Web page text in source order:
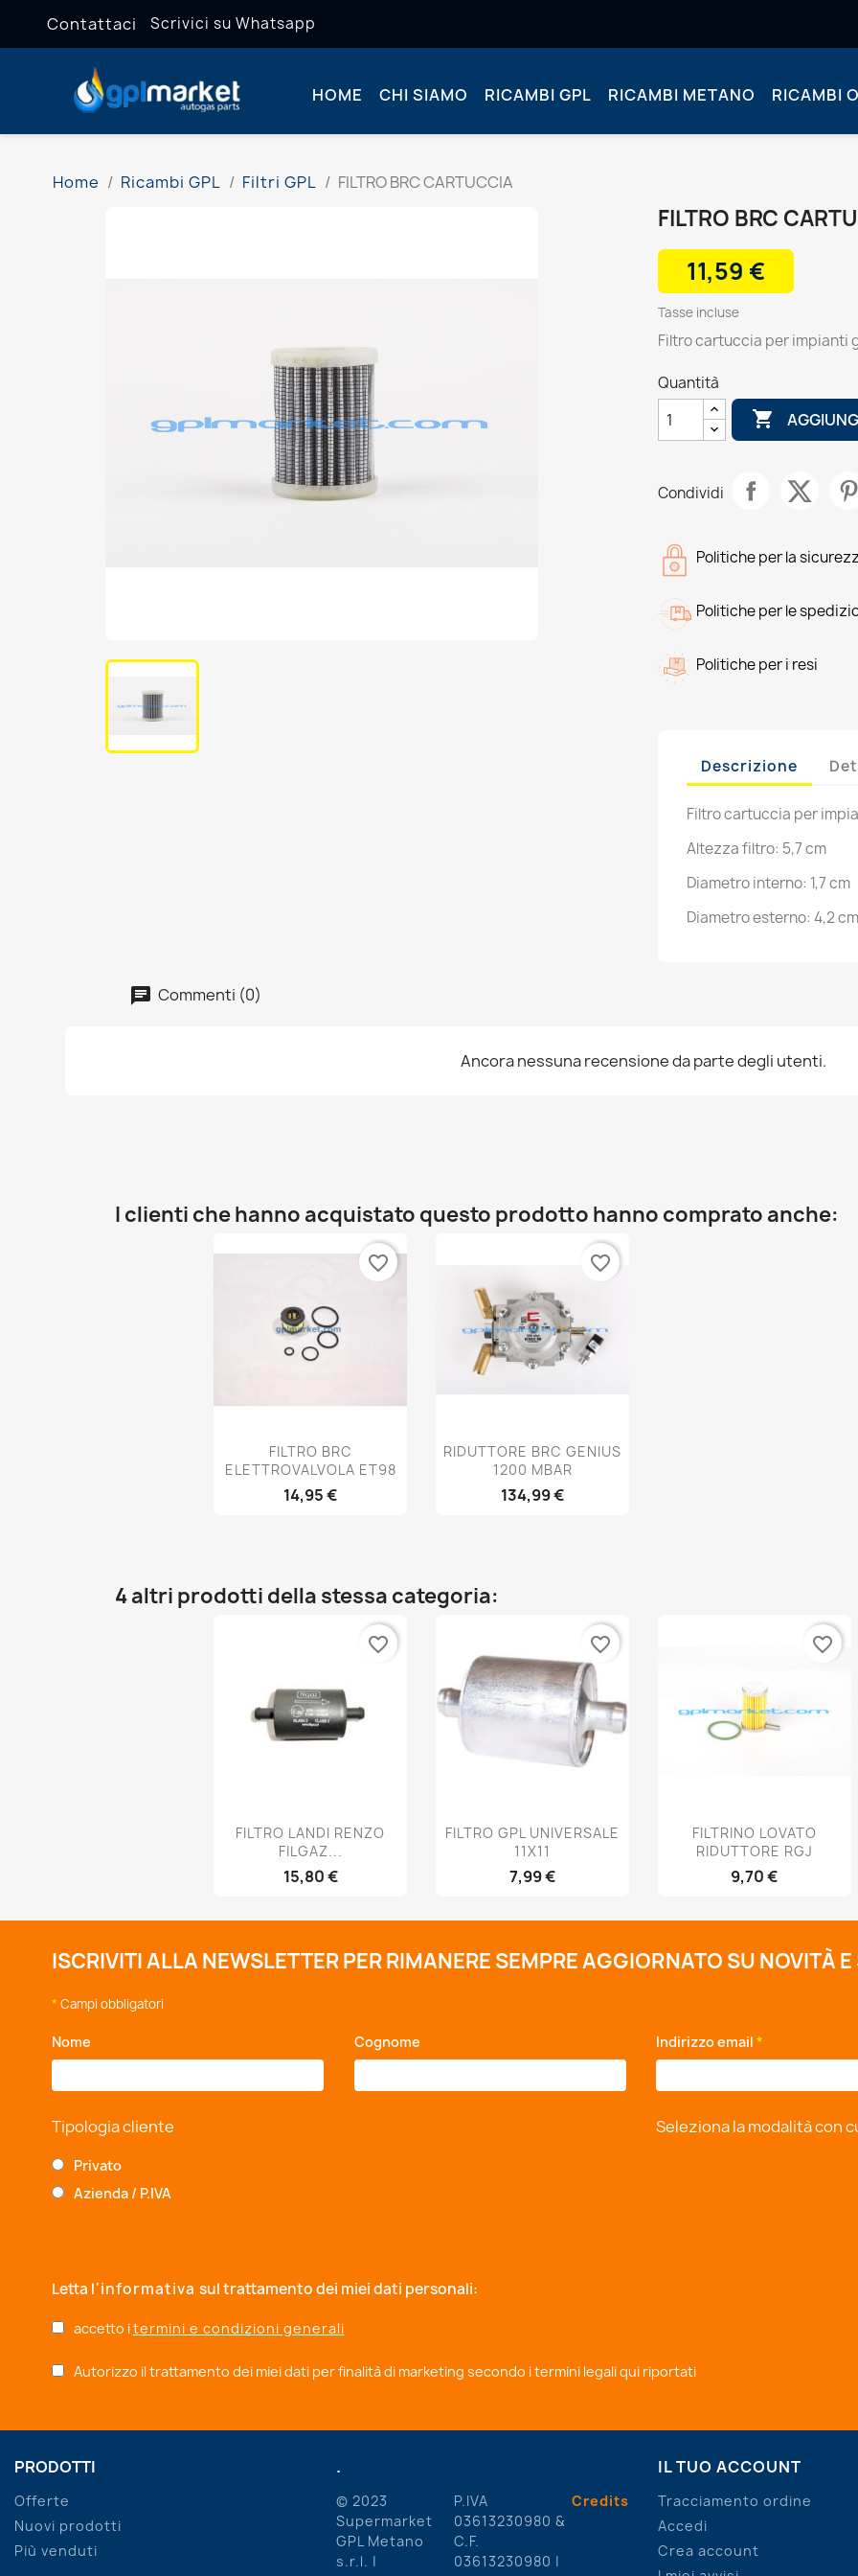
Contattaci Scrivici su Whatsapp
HOME CHI SIAMO RICAMBI GPL RICAMBI METANO RICAMBI
Home Ricambi GPL Filtri GPL FILTRO BRC CARTUCCIA
FILTRO BRC
11,59 €
Tasse incluse
Filtro cartuccia per impianti
Quantità

Condividi
Politiche per la
Politiche per le
Politiche per i resi
Descrizione
Filtro cartuccia per
Altezza filtro: 5,7 cm
Diametro interno: 1,7 cm
Diametro esterno: 4,2 cm
Commenti (0)
Ancora nessuna recensione da parte degli utenti.
I clienti che hanno acquistato questo prodotto hanno comprato anche:
Anteprima
FILTRO BRC
ELETTROVALVOLA ET98
14,95 €
favorite_border
Anteprima
RIDUTTORE BRC GENIUS
1200 MBAR
134,99 €
favorite_border
4 altri prodotti della stessa categoria:
Anteprima
FILTRO LANDI RENZO
FILGAZ...
15,80 €
favorite_border
Anteprima
FILTRO GPL UNIVERSALE
11X11
7,99 €
favorite_border
Anteprima
FILTRINO LOVATO
RIDUTTORE RGJ
9,70 €
favorite_border
ISCRIVITI ALLA NEWSLETTER PER RIMANERE SEMPRE AGGIORNATO SU NOVITÀ
* Campi obbligatori
Nome Cognome Indirizzo email*
Tipologia cliente
Privato
Azienda / P.IVA
Seleziona la modalità con
Letta l'informativa sul trattamento dei miei dati personali:
accetto itermini e condizioni generali
Autorizzo il trattamento dei miei dati per finalità di marketing secondo itermini legali qui riportati
PRODOTTI
Offerte
Nuovi prodotti
Più venduti
.
© 2023
Supermarket
GPL Metano
s.r.l. |
P.IVA
03613230980 &
C.F.
03613230980 |
Credits
IL TUO ACCOUNT
Tracciamento ordine
Accedi
Crea account